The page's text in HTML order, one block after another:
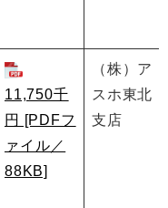
11,750千
円 [PDFフ
ァイル／
88KB]
（株）ア
スホ東北
支店